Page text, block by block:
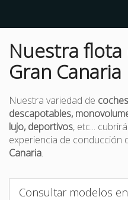
Nuestra flota
Gran Canaria
Nuestra variedad de
descapotables,
lujo, deportivos, etc...
experiencia de conducción
Canaria.
Consultar modelos en